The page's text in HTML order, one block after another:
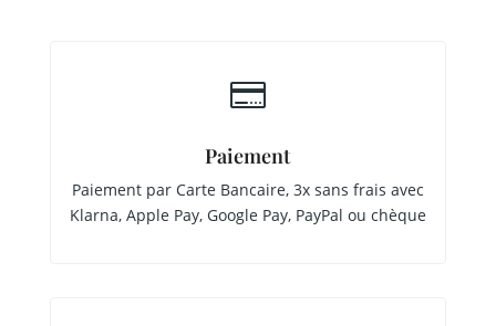

Paiement
Paiement par Carte Bancaire, 3x sans frais avec
Klarna, Apple Pay, Google Pay, PayPal ou chèque